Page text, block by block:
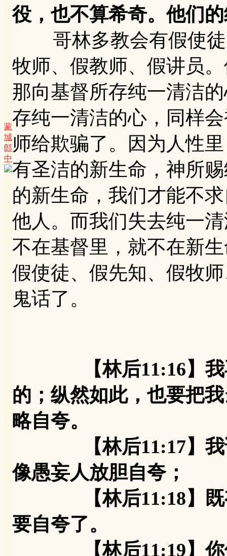
蒙
城
郎
中
役，也不算希奇。他们
哥林多教会有假使徒
牧师、假教师、假讲员
那向基督所存纯一清洁
存纯一清洁的心，同样
师给欺骗了。因为人性
有圣洁的新生命，神所
的新生命，我们才能不
他人。而我们失去纯一
不在基督里，就不在新
假使徒、假先知、假牧
鬼话了。
【林后11:16】
的；纵然如此，也要把
略自夸。
【林后11:17】我说
像愚妄人放胆自夸；
【林后11:18】既有
要自夸了。
【林后11:19】你们